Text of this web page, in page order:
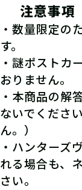
注意事項
・数量限定の
す。
・謎ポストカ
おりません。
・本商品の解
ないでくださ
ん。）
・ハンターズ
れる場合も、
さい。